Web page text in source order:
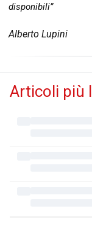
disponibili”
Alberto Lupini
Articoli più